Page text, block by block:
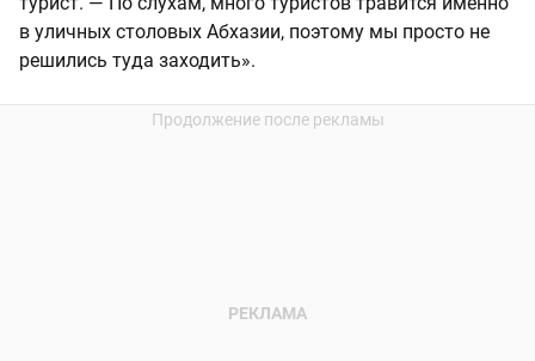
в уличных столовых Абхазии, поэтому мы просто не
решились туда заходить».